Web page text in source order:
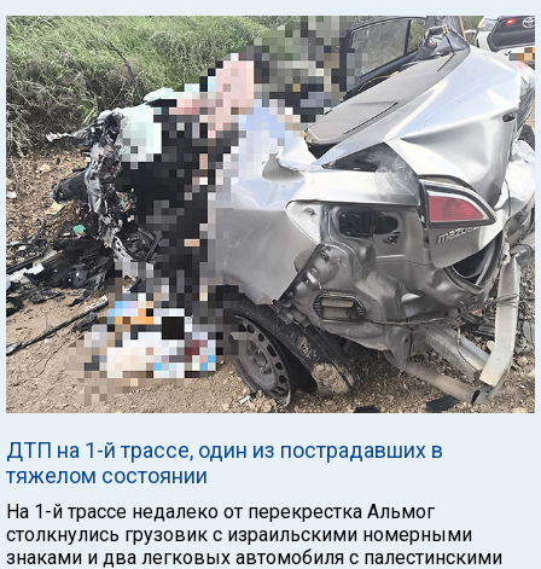
ДТП на 1-й трассе, один из пострадавших в
тяжелом состоянии
На 1-й трассе недалеко от перекрестка Альмог
столкнулись грузовик с израильскими номерными
знаками и два легковых автомобиля с палестинскими